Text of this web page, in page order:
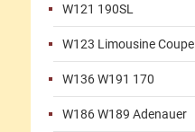
W121 190SL
W123 Limousine Coupe
W136 W191 170
W186 W189 Adenauer